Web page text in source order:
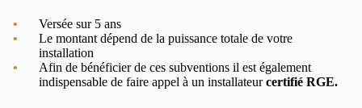
Versée sur 5 ans
Le montant dépend de la puissance totale de votre
installation
Afin de bénéficier de ces subventions il est également
indispensable de faire appel à un installateurcertifié RGE.